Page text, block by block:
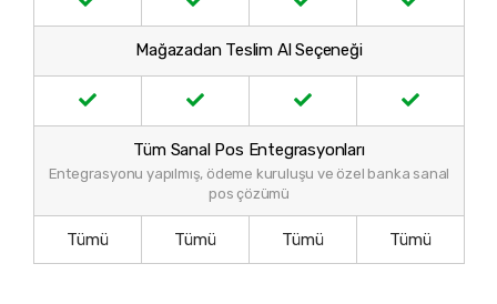
Mağazadan Teslim Al Seçeneği
Tüm Sanal Pos Entegrasyonları
Entegrasyonu yapılmış, ödeme kuruluşu ve özel banka sanal
pos çözümü
Tümü Tümü Tümü Tümü